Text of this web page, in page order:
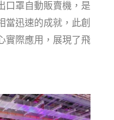
口罩自動販賣機，是
當迅速的成就，此創
實際應用，展現了飛